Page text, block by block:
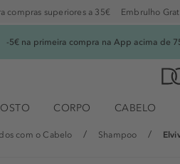
compras superiores a 35€ Embrulho
-5€ na primeira compra na App acima de
CORPO CABELO
com o Cabelo Shampoo